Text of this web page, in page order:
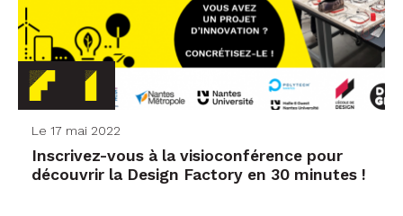
Le 17 mai 2022
Inscrivez-vous à la visioconférence pour
découvrir la Design Factory en 30 minutes !